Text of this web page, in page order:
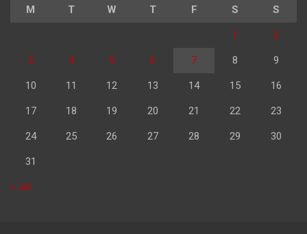
M T W T F S S
1 2
3 4 5 6 7 8 9
10 11 12 13 14 15 16
17 18 19 20 21 22 23
24 25 26 27 28 29 30
31
« Jul